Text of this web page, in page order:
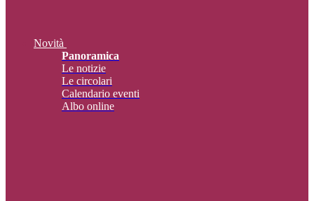
Novità
Panoramica
Le notizie
Le circolari
Calendario eventi
Albo online